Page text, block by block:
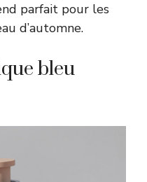
parfait pour les
d’automne.
bleu